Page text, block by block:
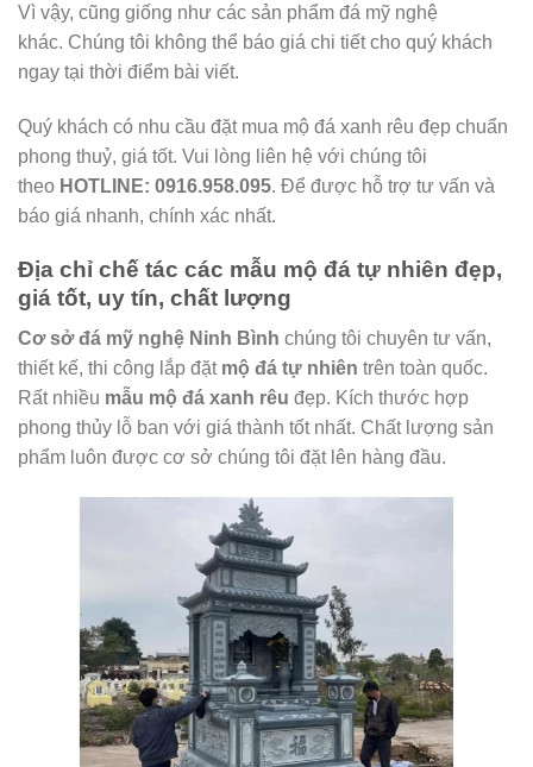
Vì vậy, cũng giống như các sản phẩm đá mỹ nghệ
khác. Chúng tôi không thể báo giá chi tiết cho quý khách
ngay tại thời điểm bài viết.
Quý khách có nhu cầu đặt mua mộ đá xanh rêu đẹp chuẩn
phong thuỷ, giá tốt. Vui lòng liên hệ với chúng tôi
theo HOTLINE: 0916.958.095. Để được hỗ trợ tư vấn và
báo giá nhanh, chính xác nhất.
Địa chỉ chế tác các mẫu mộ đá tự nhiên đẹp,
giá tốt, uy tín, chất lượng
Cơ sở đá mỹ nghệ Ninh Bình chúng tôi chuyên tư vấn,
thiết kế, thi công lắp đặt mộ đá tự nhiên trên toàn quốc.
Rất nhiều mẫu mộ đá xanh rêu đẹp. Kích thước hợp
phong thủy lỗ ban với giá thành tốt nhất. Chất lượng sản
phẩm luôn được cơ sở chúng tôi đặt lên hàng đầu.